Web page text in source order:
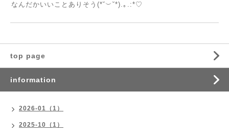
なんだかいいことありそう(*˘︶˘*).｡.:*♡
top page
information
2026-01（1）
2025-10（1）